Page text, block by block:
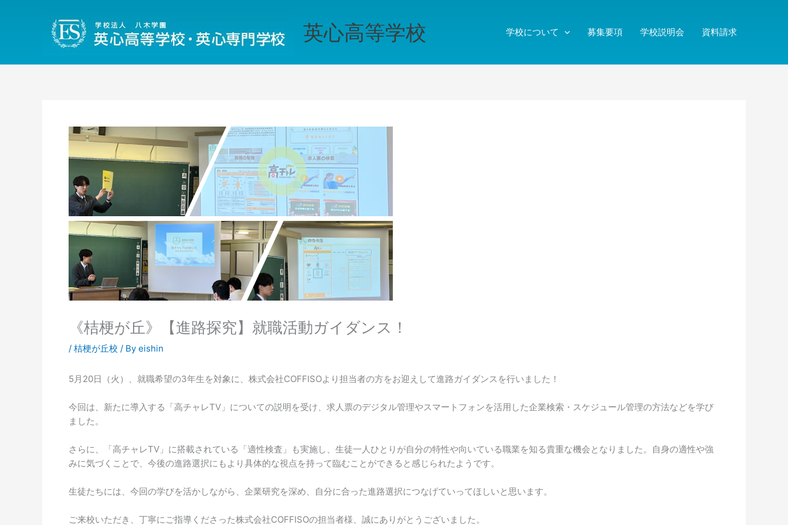
キ
英心高等学校 学校について 募集要項 学校説明会 資料請求
《桔梗が丘》【進路探究】就職活動ガイダンス！
/ 桔梗が丘校 / By eishin
5月20日（火）、就職希望の3年生を対象に、株式会社COFFISOより担当者の方をお迎えして進路ガイダンスを行いました！
今回は、新たに導入する「高チャレTV」についての説明を受け、求人票のデジタル管理やスマートフォンを活用した企業検索・スケジュール管理の方法などを学び
ました。
さらに、「高チャレTV」に搭載されている「適性検査」も実施し、生徒一人ひとりが自分の特性や向いている職業を知る貴重な機会となりました。自身の適性や強
みに気づくことで、今後の進路選択にもより具体的な視点を持って臨むことができると感じられたようです。
生徒たちには、今回の学びを活かしながら、企業研究を深め、自分に合った進路選択につなげていってほしいと思います。
ご来校いただき、丁寧にご指導くださった株式会社COFFISOの担当者様、誠にありがとうございました。